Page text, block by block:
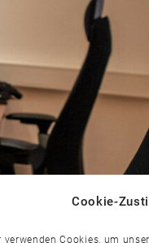
Cookie-
verwenden Cookies, um